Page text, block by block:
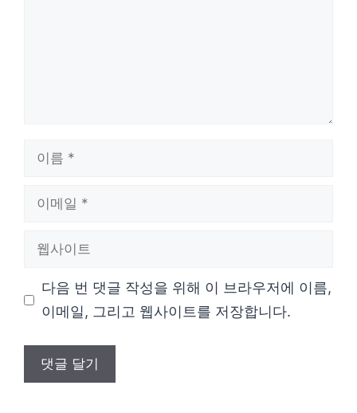
다음 번 댓글 작성을 위해 이 브라우저에 이름,
이메일, 그리고 웹사이트를 저장합니다.